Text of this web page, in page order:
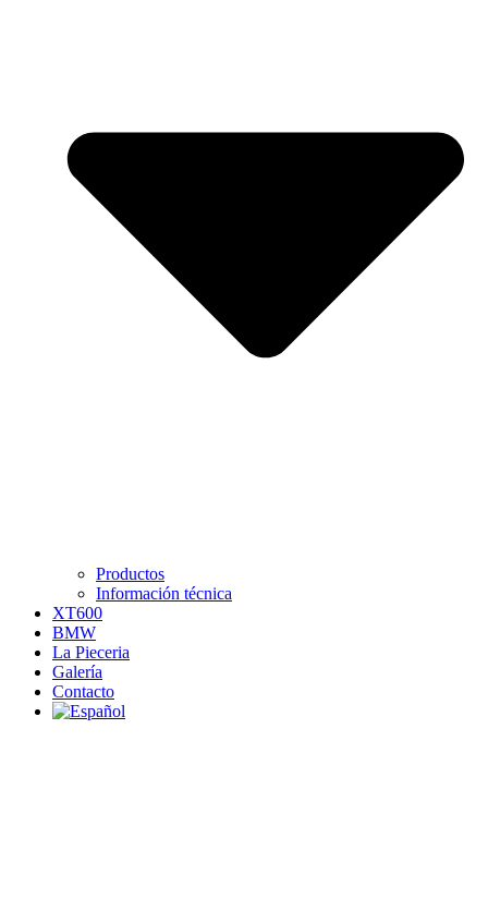
Productos
Información técnica
XT600
BMW
La Pieceria
Galería
Contacto